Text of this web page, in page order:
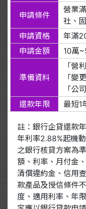
申請條件
營業
社、
申請資格
年滿
申請金額
10萬
準備資料
「營
「變
「公
還款年限
最短1
註：銀行企貸還款
年利率2.88%起機
之銀行核貸方案為
額、利率、月付金
清償違約金、信用
款產品及授信條件
度、適用利率、年